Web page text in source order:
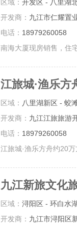
区域： 开发区 - 八里湖
开发商： 九江市仁耀置
电话： 18979260058
江旅城·渔乐方
区域： 八里湖新区 - 蛟
开发商： 九江江旅旅游
电话： 18979260058
九江新旅文化
区域： 浔阳区 - 环白水
开发商： 九江市浔阳区